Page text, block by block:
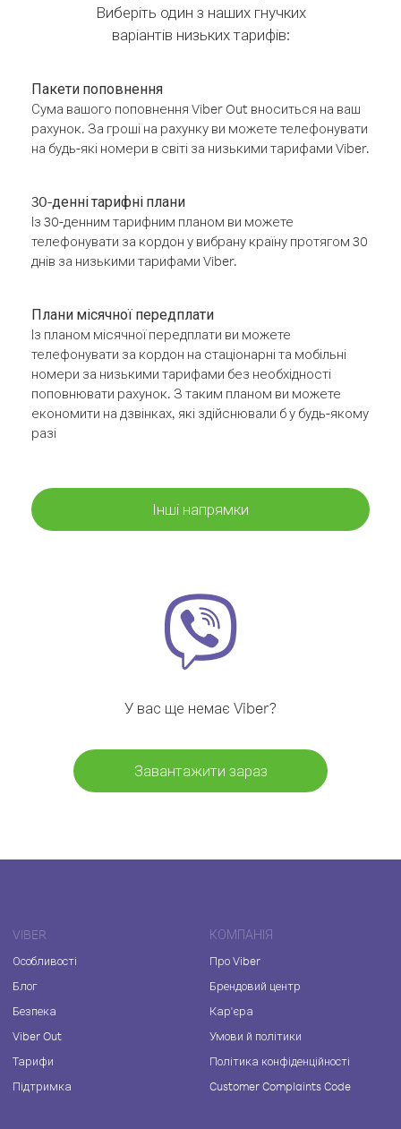
Виберіть один з наших гнучких
варіантів низьких тарифів:
Пакети поповнення
Сума вашого поповнення Viber Out вноситься на ваш
рахунок. За гроші на рахунку ви можете телефонувати
на будь-які номери в світі за низькими тарифами Viber.
30-денні тарифні плани
Із 30-денним тарифним планом ви можете
телефонувати за кордон у вибрану країну протягом 30
днів за низькими тарифами Viber.
Плани місячної передплати
Із планом місячної передплати ви можете
телефонувати за кордон на стаціонарні та мобільні
номери за низькими тарифами без необхідності
поповнювати рахунок. З таким планом ви можете
економити на дзвінках, які здійснювали б у будь-якому
разі
Інші напрямки
У вас ще немає Viber?
Завантажити зараз
VIBER
Особливості
Блог
Безпека
Viber Out
Тарифи
Підтримка
КОМПАНІЯ
Про Viber
Брендовий центр
Кар'єра
Умови й політики
Політика конфіденційності
Customer Complaints Code